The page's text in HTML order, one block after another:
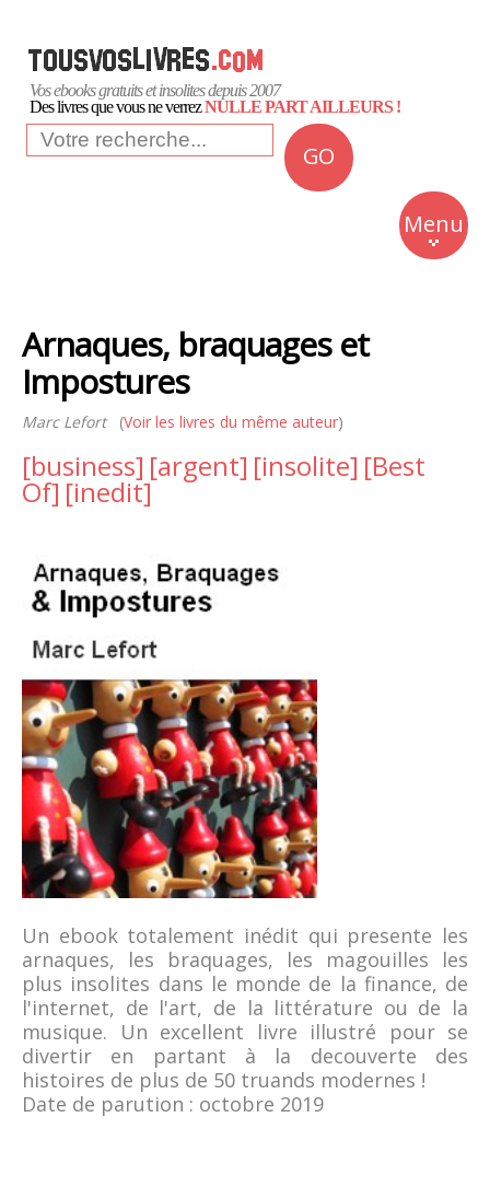
Vos ebooks gratuits et insolites depuis 2007
Des livres que vous ne verrezNULLE PART AILLEURS !
GO
Menu
Insolite
Business
Culture
Arnaques, braquages et
Impostures
Marc Lefort(Voir les livres du même auteur)
[business] [argent] [insolite] [Best
Of] [inedit]
Un ebook totalement inédit qui presente les
arnaques, les braquages, les magouilles les
plus insolites dans le monde de la finance, de
l'internet, de l'art, de la littérature ou de la
musique. Un excellent livre illustré pour se
divertir en partant à la decouverte des
histoires de plus de 50 truands modernes !
Date de parution : octobre 2019